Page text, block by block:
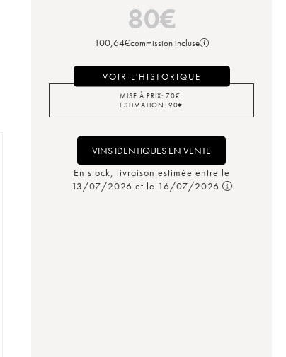
80€
100,64€commission incluse
VOIR L'HISTORIQUE
MISE À PRIX: 70€
ESTIMATION: 90€
VINS IDENTIQUES EN VENTE
En stock, livraison estimée entre le
13/07/2026 et le 16/07/2026